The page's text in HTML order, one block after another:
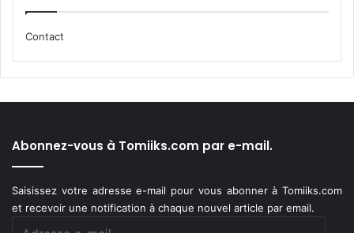
Contact
Abonnez-vous à Tomiiks.com par e-mail.
Saisissez votre adresse e-mail pour vous abonner à Tomiiks.com
et recevoir une notification à chaque nouvel article par email.